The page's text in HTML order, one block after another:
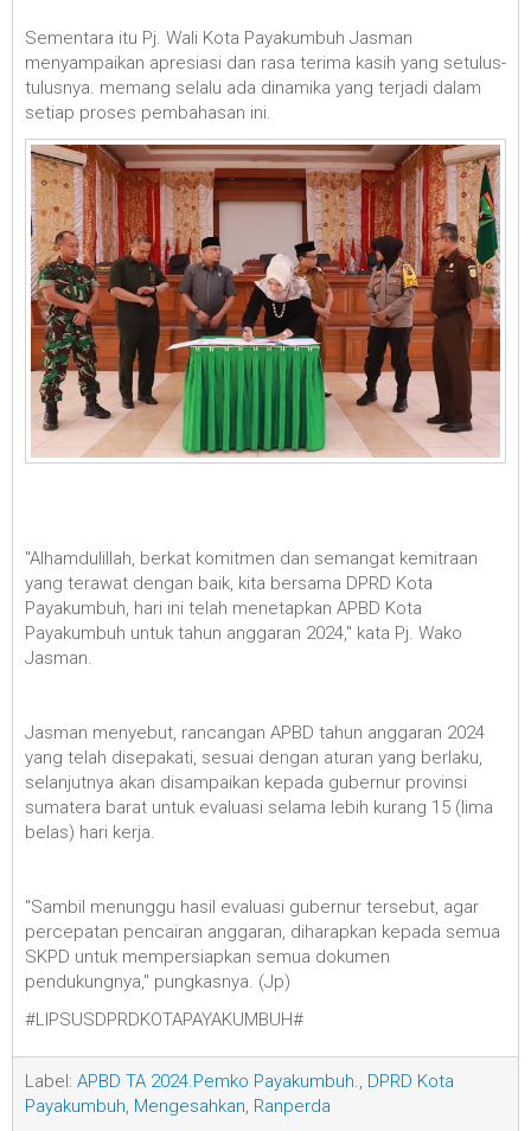
Sementara itu Pj. Wali Kota Payakumbuh Jasman
menyampaikan apresiasi dan rasa terima kasih yang setulus-
tulusnya. memang selalu ada dinamika yang terjadi dalam
setiap proses pembahasan ini.
"Alhamdulillah, berkat komitmen dan semangat kemitraan
yang terawat dengan baik, kita bersama DPRD Kota
Payakumbuh, hari ini telah menetapkan APBD Kota
Payakumbuh untuk tahun anggaran 2024," kata Pj. Wako
Jasman.
Jasman menyebut, rancangan APBD tahun anggaran 2024
yang telah disepakati, sesuai dengan aturan yang berlaku,
selanjutnya akan disampaikan kepada gubernur provinsi
sumatera barat untuk evaluasi selama lebih kurang 15 (lima
belas) hari kerja.
"Sambil menunggu hasil evaluasi gubernur tersebut, agar
percepatan pencairan anggaran, diharapkan kepada semua
SKPD untuk mempersiapkan semua dokumen
pendukungnya," pungkasnya. (Jp)
#LIPSUSDPRDKOTAPAYAKUMBUH#
Label: APBD TA 2024.Pemko Payakumbuh., DPRD Kota
Payakumbuh, Mengesahkan, Ranperda